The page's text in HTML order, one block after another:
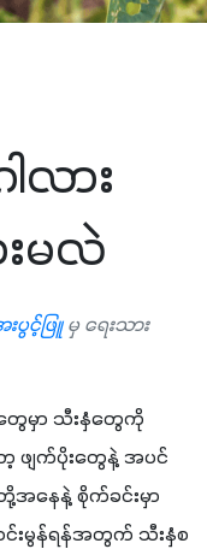
လား
မလဲ
ပွင့်ဖြူမှ ရေးသား
ေမှာ သီးနှံတွေကို
ဖျက်ပိုးတွေနဲ့ အပင်
အနေနဲ့ စိုက်ခင်းမှာ
ာင်းမွန်ရန်အတွက် သီးနှံစ